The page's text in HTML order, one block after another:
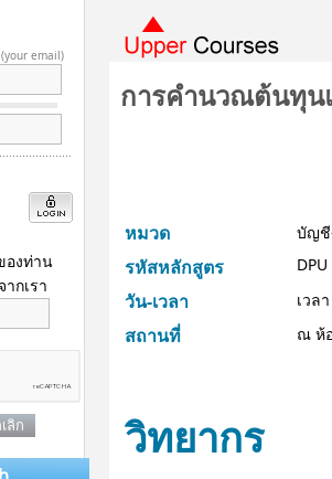
(your email)
องท่าน
กเรา
การคำนวณต้นทุน
หมวด บัญชี
รหัสหลักสูตร
วัน-เวลา เวล
สถานที่ ณ ห้
วิทยากร